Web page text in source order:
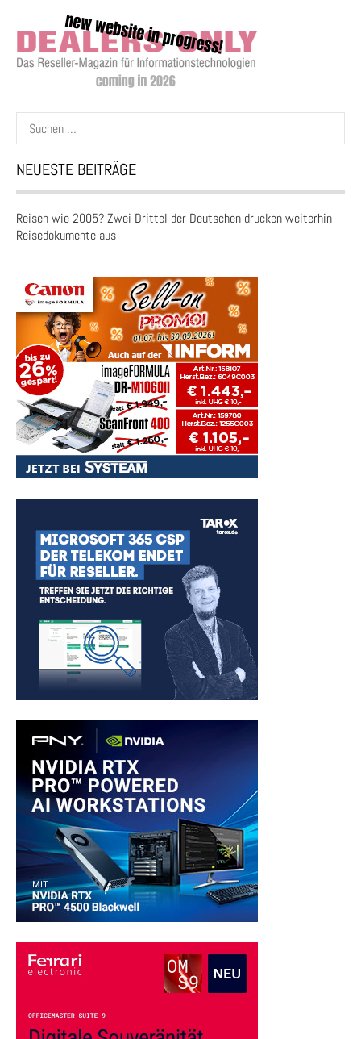
Suchen
nach:
NEUESTE BEITRÄGE
Reisen wie 2005? Zwei Drittel der Deutschen drucken weiterhin
Reisedokumente aus